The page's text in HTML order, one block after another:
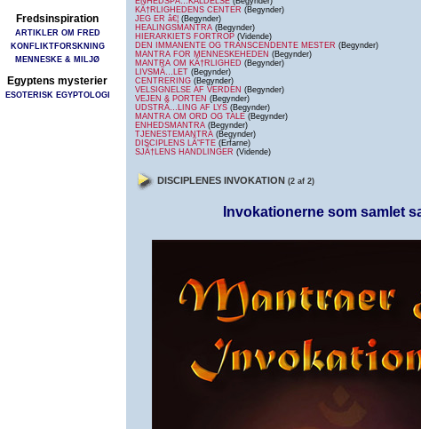
Fredsinspiration
ARTIKLER OM FRED
KONFLIKTFORSKNING
MENNESKE & MILJØ
Egyptens mysterier
ESOTERISK EGYPTOLOGI
KÃ†RLIGHEDENS CENTER (Begynder)
JEG ER â€¦ (Begynder)
HEALINGSMANTRA (Begynder)
HIERARKIETS FORTROP (Vidende)
DEN IMMANENTE OG TRANSCENDENTE MESTER (Begynder)
MANTRA FOR MENNESKEHEDEN (Begynder)
MANTRA OM KÃ†RLIGHED (Begynder)
LIVSMÃ…LET (Begynder)
CENTRERING (Begynder)
VELSIGNELSE AF VERDEN (Begynder)
VEJEN & PORTEN (Begynder)
UDSTRÃ…LING AF LYS (Begynder)
MANTRA OM ORD OG TALE (Begynder)
ENHEDSMANTRA (Begynder)
TJENESTEMANTRA (Begynder)
DISCIPLENS LÃ˜FTE (Erfarne)
SJÃ†LENS HANDLINGER (Vidende)
DISCIPLENES INVOKATION (2 af 2)
Invokationerne som samlet